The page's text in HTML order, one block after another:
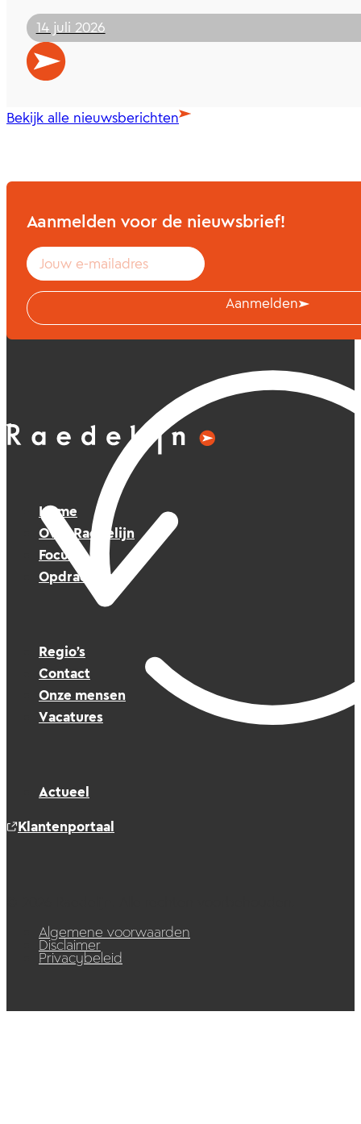
14 juli 2026
Bekijk alle nieuwsberichten
Aanmelden voor de nieuwsbrief!
Aanmelden
Home
Over Raedelijn
Focus
Opdrachten
Regio’s
Contact
Onze mensen
Vacatures
Actueel
Klantenportaal
Algemene voorwaarden
Disclaimer
Privacybeleid